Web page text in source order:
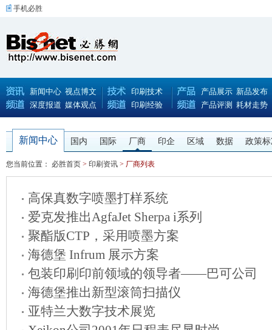
手机必胜
新闻中心 视点博文
深度报道 媒体观点
印刷技术
印刷经验
产品展示 新品发布
产品评测 耗材走势
新闻中心 国内 国际 厂商 印企 区域 数据 政策
您当前位置： 必胜首页 > 印刷资讯 > 厂商列表
高保真数字喷墨打样系统
爱克发推出AgfaJet Sherpa i系列
聚酯版CTP，采用喷墨方案
海德堡 Infrum 展示方案
包装印刷印前领域的领导者——巴可公司
海德堡推出新型滚筒扫描仪
亚特兰大数字技术展览